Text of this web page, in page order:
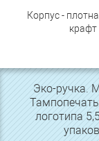
Корпус -
крафт
Эко-ручка.
логотипа